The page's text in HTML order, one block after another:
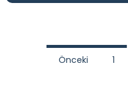
Önceki 1